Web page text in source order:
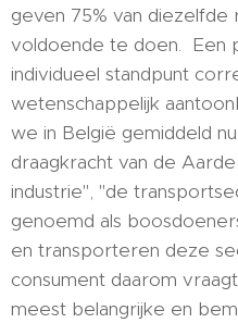
geven 75% van diezelfde
voldoende te doen. Een
individueel standpunt
wetenschappelijk
we in België gemiddeld
draagkracht van de
industrie", "de
genoemd als
en transporteren deze
consument daarom
meest belangrijke en